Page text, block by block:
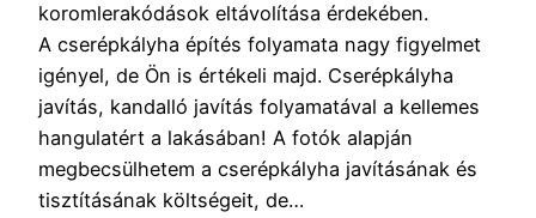
koromlerakódások eltávolítása érdekében.
A cserépkályha építés folyamata nagy figyelmet
igényel, de Ön is értékeli majd. Cserépkályha
javítás, kandalló javítás folyamatával a kellemes
hangulatért a lakásában! A fotók alapján
megbecsülhetem a cserépkályha javításának és
tisztításának költségeit, de…